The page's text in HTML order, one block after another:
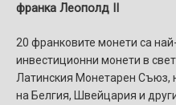
франка Леополд II
20 франковите монети са
инвестиционни монети в
Латинския Монетарен Съюз,
на Белгия, Швейцария и